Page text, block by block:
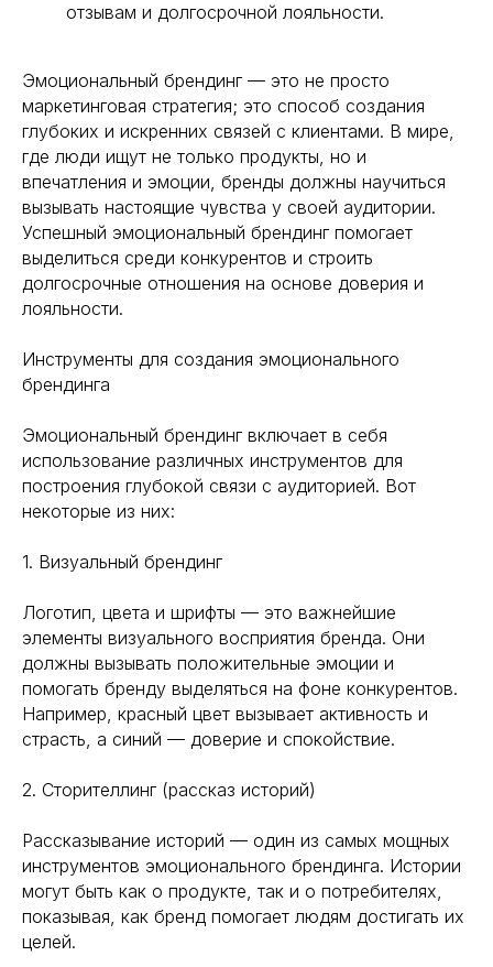
отзывам и долгосрочной лояльности.
Эмоциональный брендинг — это не просто
маркетинговая стратегия; это способ создания
глубоких и искренних связей с клиентами. В мире,
где люди ищут не только продукты, но и
впечатления и эмоции, бренды должны научиться
вызывать настоящие чувства у своей аудитории.
Успешный эмоциональный брендинг помогает
выделиться среди конкурентов и строить
долгосрочные отношения на основе доверия и
лояльности.
Инструменты для создания эмоционального
брендинга
Эмоциональный брендинг включает в себя
использование различных инструментов для
построения глубокой связи с аудиторией. Вот
некоторые из них:
1. Визуальный брендинг
Логотип, цвета и шрифты — это важнейшие
элементы визуального восприятия бренда. Они
должны вызывать положительные эмоции и
помогать бренду выделяться на фоне конкурентов.
Например, красный цвет вызывает активность и
страсть, а синий — доверие и спокойствие.
2. Сторителлинг (рассказ историй)
Рассказывание историй — один из самых мощных
инструментов эмоционального брендинга. Истории
могут быть как о продукте, так и о потребителях,
показывая, как бренд помогает людям достигать их
целей.